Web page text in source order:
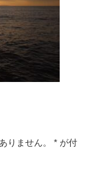
りません。 * が付